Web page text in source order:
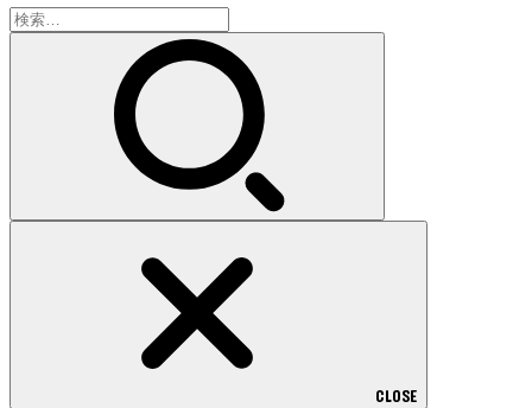
検
索:
CLOSE